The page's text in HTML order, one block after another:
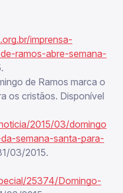
imprensa-
ramos-abre-semana-
de Ramos marca o
os cristãos. Disponível
2015/03/domingo
semana-santa-para-
03/2015.
25374/Domingo-